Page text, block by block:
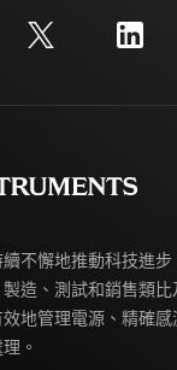
答
不懈地推動科技進
造、測試和銷售類比
地管理電源、精確
。